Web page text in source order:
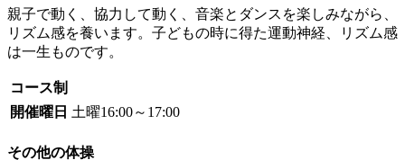
親子で動く、協力して動く、音楽とダンスを楽しみながら、
リズム感を養います。子どもの時に得た運動神経、リズム感
は一生ものです。
コース制
開催曜日 土曜16:00～17:00
その他の体操